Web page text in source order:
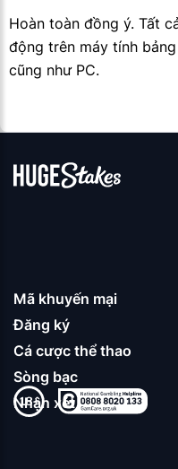
Hoàn toàn đồng ý. Tất
động trên máy tính
cũng như PC.
Mã khuyến mại
Đăng ký
Cá cược thể thao
Sòng bạc
Nhận xét